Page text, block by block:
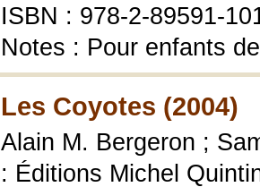
ISBN : 978-2-89591-
Notes : Pour enfants
Les Coyotes (2004)
Alain M. Bergeron ;
: Éditions Michel